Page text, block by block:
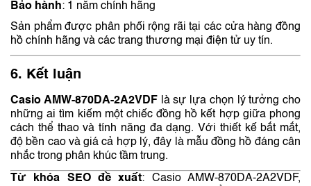
Bảo hành: 1 năm chính hãng
Sản phẩm được phân phối rộng rãi tại các cửa hàng đồng
hồ chính hãng và các trang thương mại điện tử uy tín.
6. Kết luận
Casio AMW-870DA-2A2VDF là sự lựa chọn lý tưởng cho
những ai tìm kiếm một chiếc đồng hồ kết hợp giữa phong
cách thể thao và tính năng đa dạng. Với thiết kế bắt mắt,
độ bền cao và giá cả hợp lý, đây là mẫu đồng hồ đáng cân
nhắc trong phân khúc tầm trung.
Từ khóa SEO đề xuất: Casio AMW-870DA-2A2VDF,